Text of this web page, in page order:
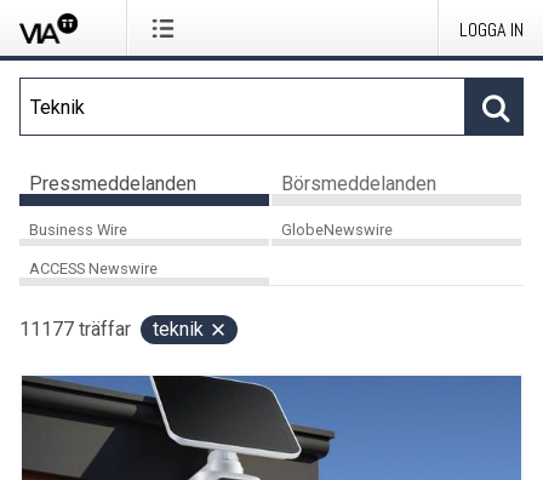
LOGGA IN
Pressmeddelanden Börsmeddelanden
Business Wire GlobeNewswire
ACCESS Newswire
11177 träffar teknik